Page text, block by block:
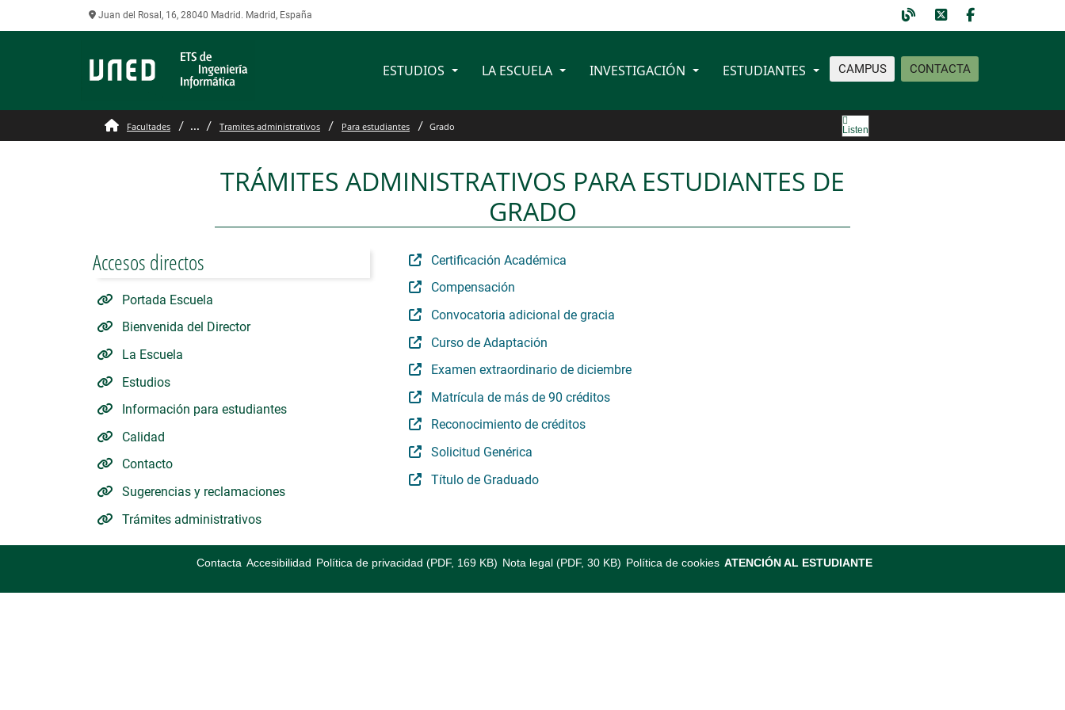
Juan del Rosal, 16, 28040 Madrid. Madrid, España
CAMPUS CONTACTA
ESTUDIOS LA ESCUELA INVESTIGACIÓN ESTUDIANTES
Facultades ... Tramites administrativos Para estudiantes Grado Listen
TRÁMITES ADMINISTRATIVOS PARA ESTUDIANTES DE
GRADO
Accesos directos
Portada Escuela
Bienvenida del Director
La Escuela
Estudios
Información para estudiantes
Calidad
Contacto
Sugerencias y reclamaciones
Trámites administrativos
Certificación Académica
Compensación
Convocatoria adicional de gracia
Curso de Adaptación
Examen extraordinario de diciembre
Matrícula de más de 90 créditos
Reconocimiento de créditos
Solicitud Genérica
Título de Graduado
Contacta Accesibilidad Política de privacidad (PDF, 169 KB) Nota legal (PDF, 30 KB) Política de cookies ATENCIÓN AL ESTUDIANTE